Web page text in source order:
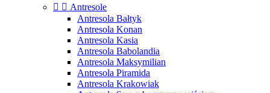
  Antresole
Antresola Bałtyk
Antresola Konan
Antresola Kasia
Antresola Babolandia
Antresola Maksymilian
Antresola Piramida
Antresola Krakowiak